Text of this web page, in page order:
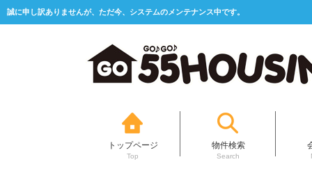
誠に申し訳ありませんが、ただ今、システムのメンテナンス中です。
トップページ
Top
物件検索
Search